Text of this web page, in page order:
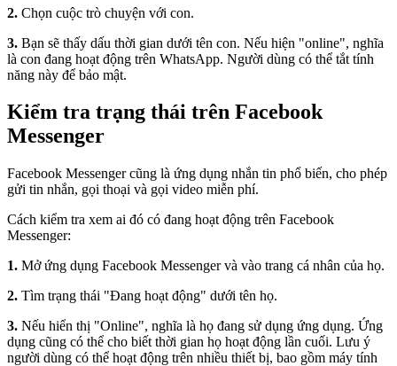
2. Chọn cuộc trò chuyện với con.
3. Bạn sẽ thấy dấu thời gian dưới tên con. Nếu hiện "online", nghĩa
là con đang hoạt động trên WhatsApp. Người dùng có thể tắt tính
năng này để bảo mật.
Kiểm tra trạng thái trên Facebook
Messenger
Facebook Messenger cũng là ứng dụng nhắn tin phổ biến, cho phép
gửi tin nhắn, gọi thoại và gọi video miễn phí.
Cách kiểm tra xem ai đó có đang hoạt động trên Facebook
Messenger:
1. Mở ứng dụng Facebook Messenger và vào trang cá nhân của họ.
2. Tìm trạng thái "Đang hoạt động" dưới tên họ.
3. Nếu hiển thị "Online", nghĩa là họ đang sử dụng ứng dụng. Ứng
dụng cũng có thể cho biết thời gian họ hoạt động lần cuối. Lưu ý
người dùng có thể hoạt động trên nhiều thiết bị, bao gồm máy tính